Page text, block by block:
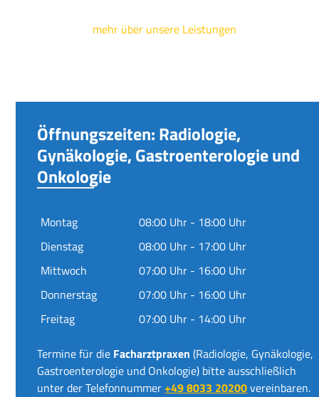
mehr über unsere Leistungen
Öffnungszeiten: Radiologie,
Gynäkologie, Gastroenterologie und
Onkologie
Montag
08:00 Uhr - 18:00 Uhr
Dienstag
08:00 Uhr - 17:00 Uhr
Mittwoch
07:00 Uhr - 16:00 Uhr
Donnerstag
07:00 Uhr - 16:00 Uhr
Freitag
07:00 Uhr - 14:00 Uhr
Termine für die Facharztpraxen (Radiologie, Gynäkologie,
Gastroenterologie und Onkologie) bitte ausschließlich
unter der Telefonnummer+49 8033 20200vereinbaren.